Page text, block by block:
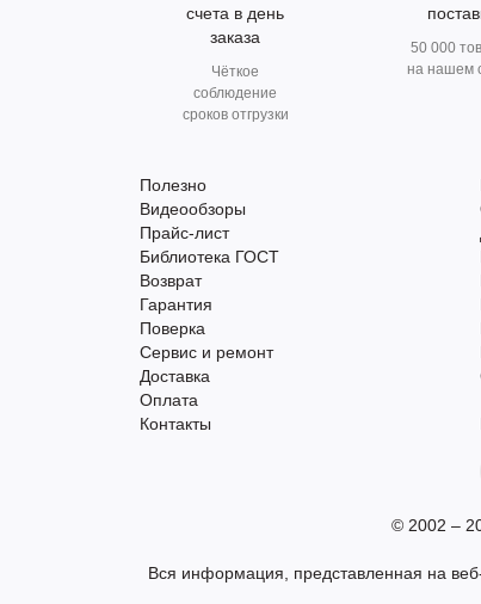
счета в день
заказа
Чёткое
соблюдение
сроков отгрузки
50 000
на нашем
Полезно
Видеообзоры
Прайс-лист
Библиотека ГОСТ
Возврат
Гарантия
Поверка
Сервис и ремонт
Доставка
Оплата
Контакты
© 2002 –
Вся информация, представленная на